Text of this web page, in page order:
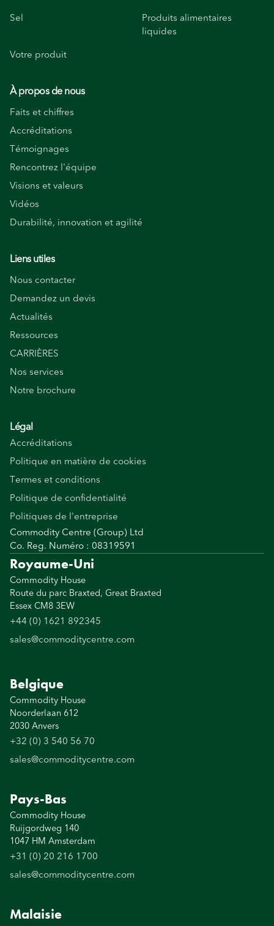
Sel
Produits alimentaires
liquides
Votre produit
À propos de nous
Faits et chiffres
Accréditations
Témoignages
Rencontrez l'équipe
Visions et valeurs
Vidéos
Durabilité, innovation et agilité
Liens utiles
Nous contacter
Demandez un devis
Actualités
Ressources
CARRIÈRES
Nos services
Notre brochure
Légal
Accréditations
Politique en matière de cookies
Termes et conditions
Politique de confidentialité
Politiques de l'entreprise
Commodity Centre (Group) Ltd
Co. Reg. Numéro : 08319591
Royaume-Uni
Commodity House
Route du parc Braxted, Great Braxted
Essex CM8 3EW
+44 (0) 1621 892345
sales@commoditycentre.com
Belgique
Commodity House
Noorderlaan 612
2030 Anvers
+32 (0) 3 540 56 70
sales@commoditycentre.com
Pays-Bas
Commodity House
Ruijgordweg 140
1047 HM Amsterdam
+31 (0) 20 216 1700
sales@commoditycentre.com
Malaisie